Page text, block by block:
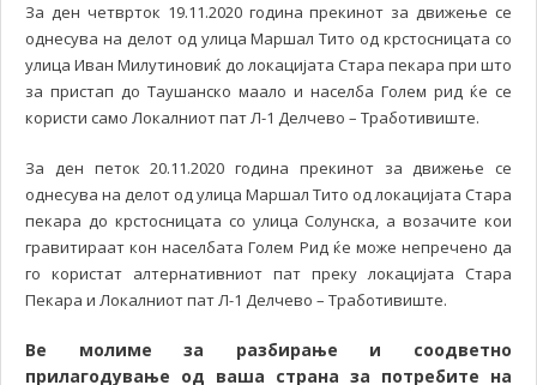
За ден четврток 19.11.2020 година прекинот за движење се
однесува на делот од улица Маршал Тито од крстосницата со
улица Иван Милутиновиќ до локацијата Стара пекара при што
за пристап до Таушанско маало и населба Голем рид ќе се
користи само Локалниот пат Л-1 Делчево – Тработивиште.
За ден петок 20.11.2020 година прекинот за движење се
однесува на делот од улица Маршал Тито од локацијата Стара
пекара до крстосницата со улица Солунска, а возачите кои
гравитираат кон населбата Голем Рид ќе може непречено да
го користат алтернативниот пат преку локацијата Стара
Пекара и Локалниот пат Л-1 Делчево – Тработивиште.
Ве молиме за разбирање и соодветно
прилагодување од ваша страна за потребите на